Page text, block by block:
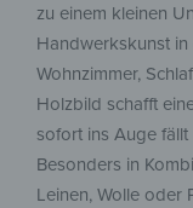
zu einem kleinen
Handwerkskunst
Wohnzimmer,
Holzbild schafft
sofort ins Auge
Besonders in
Leinen, Wolle oder